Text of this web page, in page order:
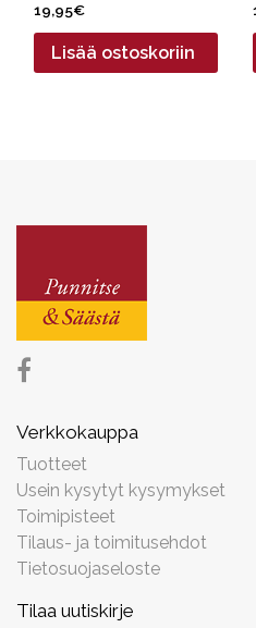
19,95€
Lisää ostoskoriin
Verkkokauppa
Tuotteet
Usein kysytyt kysymykset
Toimipisteet
Tilaus- ja toimitusehdot
Tietosuojaseloste
Tilaa uutiskirje